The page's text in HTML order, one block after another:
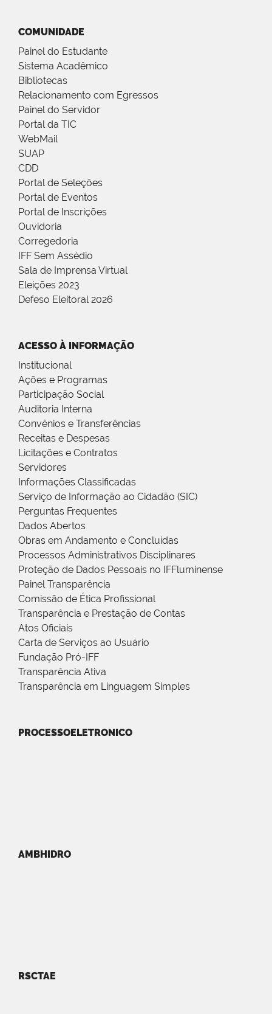
COMUNIDADE
Painel do Estudante
Sistema Acadêmico
Bibliotecas
Relacionamento com Egressos
Painel do Servidor
Portal da TIC
WebMail
SUAP
CDD
Portal de Seleções
Portal de Eventos
Portal de Inscrições
Ouvidoria
Corregedoria
IFF Sem Assédio
Sala de Imprensa Virtual
Eleições 2023
Defeso Eleitoral 2026
ACESSO À INFORMAÇÃO
Institucional
Ações e Programas
Participação Social
Auditoria Interna
Convênios e Transferências
Receitas e Despesas
Licitações e Contratos
Servidores
Informações Classificadas
Serviço de Informação ao Cidadão (SIC)
Perguntas Frequentes
Dados Abertos
Obras em Andamento e Concluídas
Processos Administrativos Disciplinares
Proteção de Dados Pessoais no IFFluminense
Painel Transparência
Comissão de Ética Profissional
Transparência e Prestação de Contas
Atos Oficiais
Carta de Serviços ao Usuário
Fundação Pró-IFF
Transparência Ativa
Transparência em Linguagem Simples
PROCESSOELETRONICO
AMBHIDRO
RSCTAE